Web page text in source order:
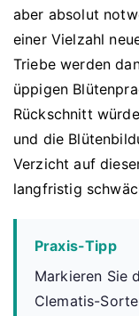
aber absolut
einer Vielzahl
Triebe werden
üppigen
Rückschnitt
und die
Verzicht auf
langfristig
Praxis-Tipp
Markieren Sie
Clematis-